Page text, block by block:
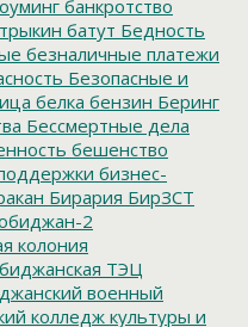
банкротство
батут Бедность
безналичные платежи
Безопасные и
белка бензин Беринг
Бессмертные дела
бешенство
бизнес-
Бирария БирЗСТ
2
колония
ТЭЦ
военный
колледж культуры и